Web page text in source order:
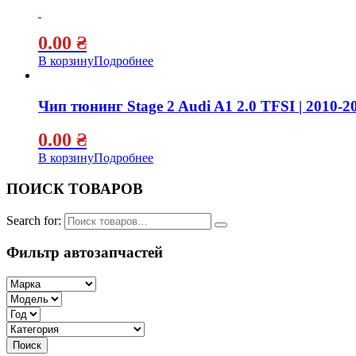
0.00 ₴
В корзинуПодробнее
Чип тюнинг Stage 2 Audi A1 2.0 TFSI | 2010-
0.00 ₴
В корзинуПодробнее
ПОИСК ТОВАРОВ
Search for:
Фильтр автозапчастей